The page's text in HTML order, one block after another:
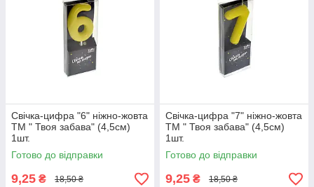
Свічка-цифра "6" ніжно-жовта
ТМ " Твоя забава" (4,5см)
1шт.
Готово до відправки
9,25 ₴ 18,50 ₴
Свічка-цифра "7" ніжно-жовта
ТМ " Твоя забава" (4,5см)
1шт.
Готово до відправки
9,25 ₴ 18,50 ₴